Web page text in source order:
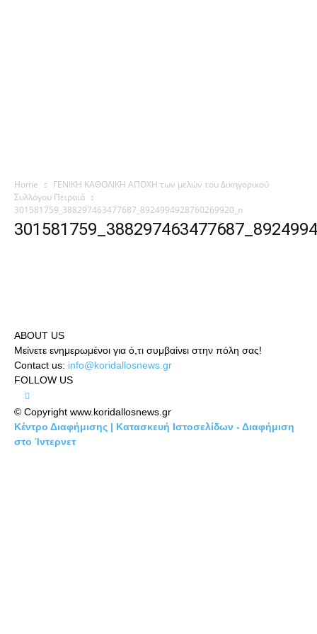
Home
ΓΕΝΙΚΗ ΚΑΘΟΛΙΚΗ ΑΠΟΧΗ των μελών του Δικηγορικού
Συλλόγου Πειραιά
301581759_388297463477687_8924994928760269920_n
ABOUT US
Μείνετε ενημερωμένοι για ό,τι συμβαίνει στην πόλη σας!
Contact us: info@koridallosnews.gr
FOLLOW US
© Copyright www.koridallosnews.gr
Κέντρο Διαφήμισης | Κατασκευή Ιστοσελίδων - Διαφήμιση
στο Ίντερνετ